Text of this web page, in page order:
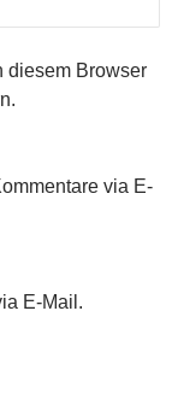
diesem Browser
via E-
E-Mail.